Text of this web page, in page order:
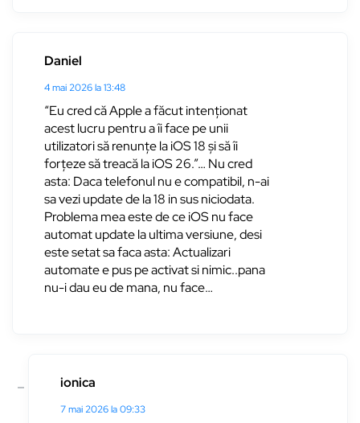
Daniel
4 mai 2026 la 13:48
“Eu cred că Apple a făcut intenționat
acest lucru pentru a îi face pe unii
utilizatori să renunțe la iOS 18 și să îi
forțeze să treacă la iOS 26.”… Nu cred
asta: Daca telefonul nu e compatibil, n-ai
sa vezi update de la 18 in sus niciodata.
Problema mea este de ce iOS nu face
automat update la ultima versiune, desi
este setat sa faca asta: Actualizari
automate e pus pe activat si nimic..pana
nu-i dau eu de mana, nu face…
ionica
7 mai 2026 la 09:33